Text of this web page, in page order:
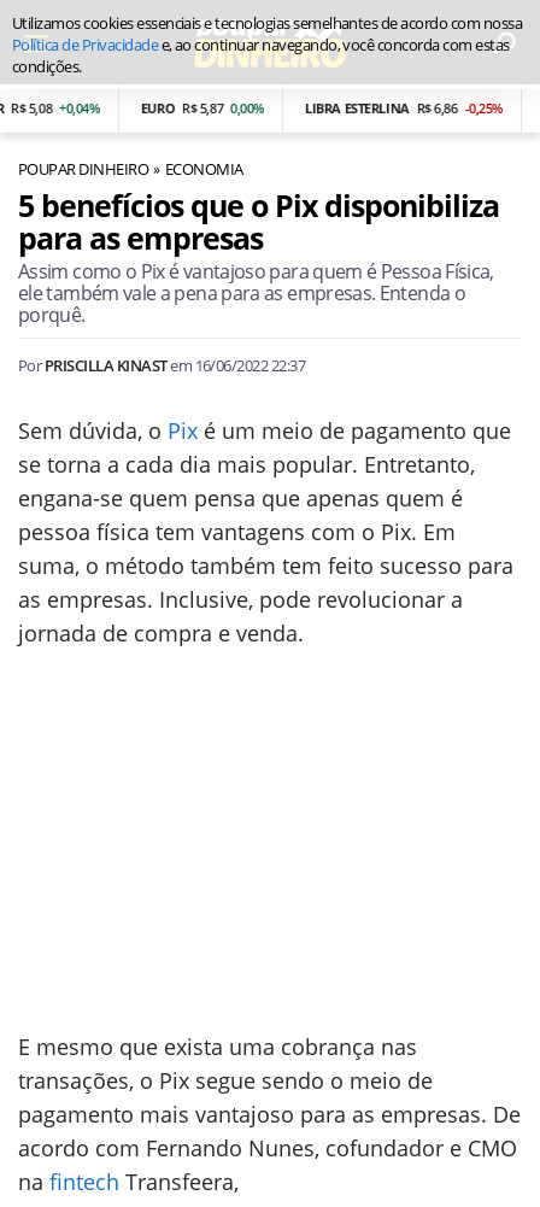
5,08 +0,04% EURO R$ 5,87 0,00% LIBRA ESTERLINA R$ 6,86 -0,25%
POUPAR DINHEIRO ECONOMIA
5 benefícios que o Pix disponibiliza
para as empresas
Assim como o Pix é vantajoso para quem é Pessoa Física,
ele também vale a pena para as empresas. Entenda o
porquê.
PorPRISCILLA KINASTem 16/06/2022 22:37
Sem dúvida, o Pix é um meio de pagamento que
se torna a cada dia mais popular. Entretanto,
engana-se quem pensa que apenas quem é
pessoa física tem vantagens com o Pix. Em
suma, o método também tem feito sucesso para
as empresas. Inclusive, pode revolucionar a
jornada de compra e venda.
E mesmo que exista uma cobrança nas
transações, o Pix segue sendo o meio de
pagamento mais vantajoso para as empresas. De
acordo com Fernando Nunes, cofundador e CMO
na fintech Transfeera,
Utilizamos cookies essenciais e tecnologias semelhantes de acordo com nossa
Política de Privacidadee, ao continuar navegando, você concorda com estas
condições.